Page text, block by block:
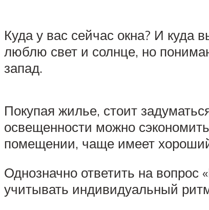
Куда у вас сейчас окна? И
люблю свет и солнце, но
запад.
Покупая жилье, стоит
освещенности можно
помещении, чаще имеет хороший
Однозначно ответить на
учитывать индивидуальный